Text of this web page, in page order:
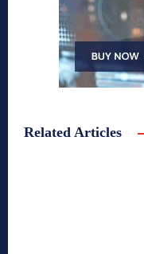
Related Articles